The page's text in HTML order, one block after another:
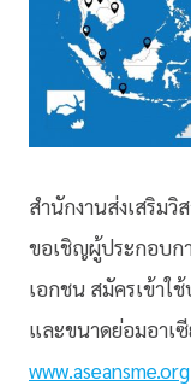
สำนักงานส่งเสริมวิ
ขอเชิญผู้ประกอบก
เอกชน สมัครเข้าใ
และขนาดย่อมอาเ
www.aseansme.org